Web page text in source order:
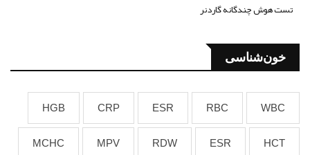
تست هوش چندگانه گاردنر
خون‌شناسی
WBC
RBC
ESR
CRP
HGB
HCT
ESR
RDW
MPV
MCHC